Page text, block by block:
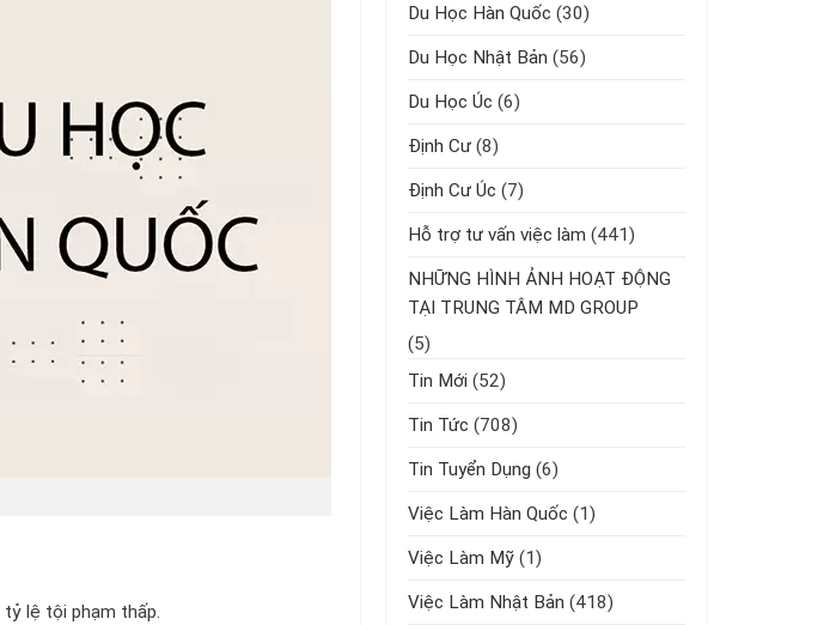
lệ tội phạm thấp.
Du Học Hàn Quốc (30)
Du Học Nhật Bản (56)
Du Học Úc (6)
Định Cư (8)
Định Cư Úc (7)
Hỗ trợ tư vấn việc làm (441)
NHỮNG HÌNH ẢNH HOẠT ĐỘNG
TẠI TRUNG TÂM MD GROUP
(5)
Tin Mới (52)
Tin Tức (708)
Tin Tuyển Dụng (6)
Việc Làm Hàn Quốc (1)
Việc Làm Mỹ (1)
Việc Làm Nhật Bản (418)